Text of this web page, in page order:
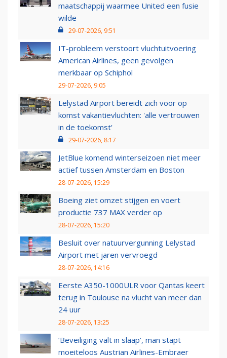
maatschappij waarmee United een fusie
wilde
29-07-2026, 9:51
IT-probleem verstoort vluchtuitvoering
American Airlines, geen gevolgen
merkbaar op Schiphol
29-07-2026, 9:05
Lelystad Airport bereidt zich voor op
komst vakantievluchten: 'alle vertrouwen
in de toekomst'
29-07-2026, 8:17
JetBlue komend winterseizoen niet meer
actief tussen Amsterdam en Boston
28-07-2026, 15:29
Boeing ziet omzet stijgen en voert
productie 737 MAX verder op
28-07-2026, 15:20
Besluit over natuurvergunning Lelystad
Airport met jaren vervroegd
28-07-2026, 14:16
Eerste A350-1000ULR voor Qantas keert
terug in Toulouse na vlucht van meer dan
24 uur
28-07-2026, 13:25
‘Beveiliging valt in slaap’, man stapt
moeiteloos Austrian Airlines-Embraer